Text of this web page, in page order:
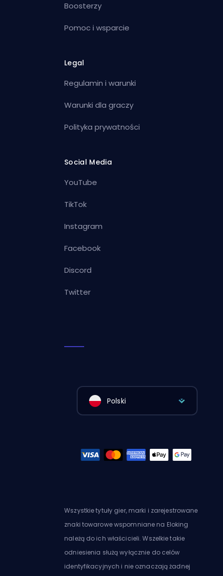
Boosterzy
Pomoc i wsparcie
Legal
Regulamin i warunki
Warunki dla graczy
Polityka prywatności
Social Media
YouTube
TikTok
Instagram
Facebook
Discord
Twitter
Polski
Wszystkie tytuły gier, marki i zarejestrowane
znaki towarowe wspomniane na Eloking
należą do ich właścicieli. Wszelkie takie
odniesienia służą wyłącznie do celów
identyfikacyjnych i nie oznaczają żadnej